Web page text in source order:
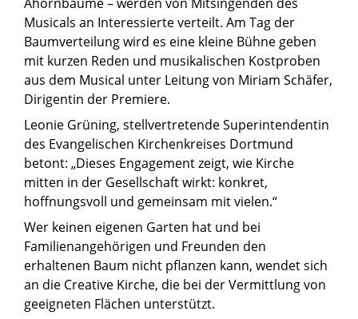
Musicals an Interessierte verteilt. Am Tag der
Baumverteilung wird es eine kleine Bühne geben
mit kurzen Reden und musikalischen Kostproben
aus dem Musical unter Leitung von Miriam Schäfer,
Dirigentin der Premiere.
Leonie Grüning, stellvertretende Superintendentin
des Evangelischen Kirchenkreises Dortmund
betont: „Dieses Engagement zeigt, wie Kirche
mitten in der Gesellschaft wirkt: konkret,
hoffnungsvoll und gemeinsam mit vielen.“
Wer keinen eigenen Garten hat und bei
Familienangehörigen und Freunden den
erhaltenen Baum nicht pflanzen kann, wendet sich
an die Creative Kirche, die bei der Vermittlung von
geeigneten Flächen unterstützt.